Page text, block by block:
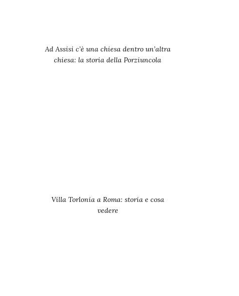
Ad Assisi c’è una chiesa dentro un’altra
chiesa: la storia della Porziuncola
Villa Torlonia a Roma: storia e cosa
vedere